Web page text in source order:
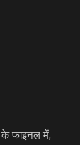
के फाइनल में,